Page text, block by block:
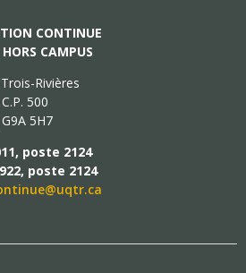
CONTINUE
CAMPUS
Rivières
500
5H7
poste 2124
poste 2124